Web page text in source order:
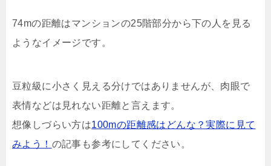
74mの距離はマンションの25階部分から下の人を見る
ようなイメージです。
豆粒級に小さく見える分けではありませんが、肉眼で
表情などは見れない距離と言えます。
想像しづらい方は100mの距離感はどんな？実際に見て
みよう！ の記事も参考にしてください。